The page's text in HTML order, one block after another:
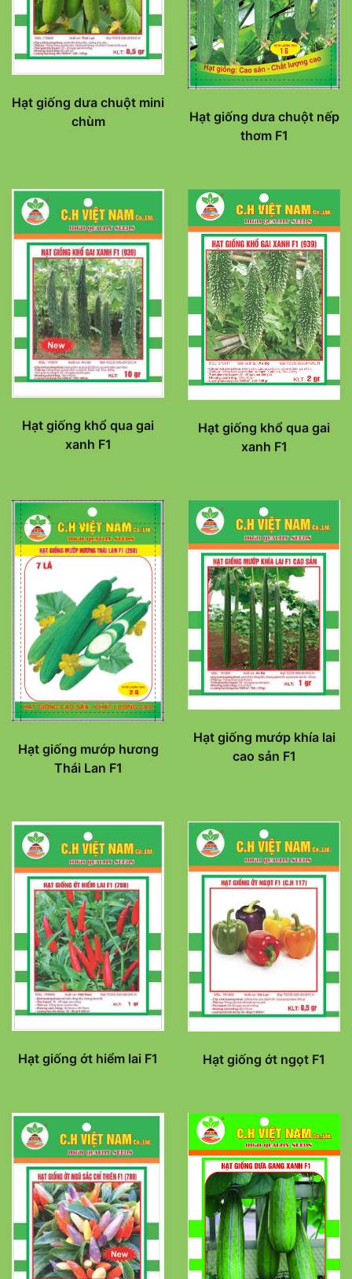
Hạt giống dưa chuột mini
chùm
Hạt giống dưa chuột nếp
thơm F1
Hạt giống khổ qua gai
xanh F1
Hạt giống khổ qua gai
xanh F1
Hạt giống mướp hương
Thái Lan F1
Hạt giống mướp khía lai
cao sản F1
Hạt giống ớt hiểm lai F1 Hạt giống ớt ngọt F1